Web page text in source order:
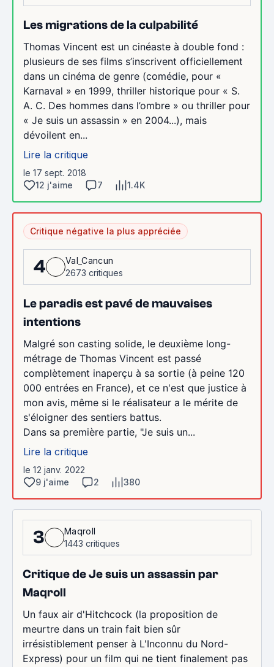
Les migrations de la culpabilité
Thomas Vincent est un cinéaste à double fond :
plusieurs de ses films s’inscrivent officiellement
dans un cinéma de genre (comédie, pour «
Karnaval » en 1999, thriller historique pour « S.
A. C. Des hommes dans l’ombre » ou thriller pour
« Je suis un assassin » en 2004...), mais
dévoilent en...
Lire la critique
le 17 sept. 2018
12 j'aime
7 1.4K
Critique négative la plus appréciée
4
Val_Cancun
2673 critiques
Le paradis est pavé de mauvaises
intentions
Malgré son casting solide, le deuxième long-
métrage de Thomas Vincent est passé
complètement inaperçu à sa sortie (à peine 120
000 entrées en France), et ce n'est que justice à
mon avis, même si le réalisateur a le mérite de
s'éloigner des sentiers battus.
Dans sa première partie, "Je suis un...
Lire la critique
le 12 janv. 2022
9 j'aime
2 380
3
Maqroll
1443 critiques
Critique de Je suis un assassin par
Maqroll
Un faux air d'Hitchcock (la proposition de
meurtre dans un train fait bien sûr
irrésistiblement penser à L'Inconnu du Nord-
Express) pour un film qui ne tient finalement pas